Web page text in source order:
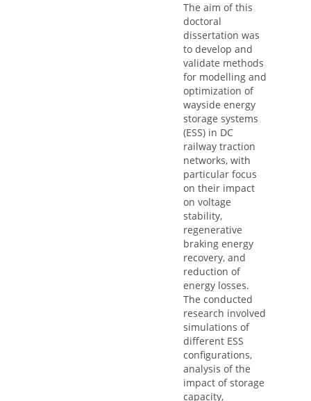
The aim of this
doctoral
dissertation was
to develop and
validate methods
for modelling and
optimization of
wayside energy
storage systems
(ESS) in DC
railway traction
networks, with
particular focus
on their impact
on voltage
stability,
regenerative
braking energy
recovery, and
reduction of
energy losses.
The conducted
research involved
simulations of
different ESS
configurations,
analysis of the
impact of storage
capacity,